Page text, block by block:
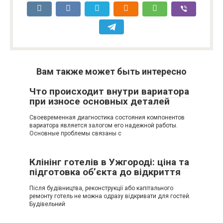
Вам также может быть интересно
Что происходит внутри вариатора
при износе основных деталей
Своевременная диагностика состояния компонентов
вариатора является залогом его надежной работы.
Основные проблемы связаны с
Клінінг готелів в Ужгороді: ціна та
підготовка об’єкта до відкриття
Після будівництва, реконструкції або капітального
ремонту готель не можна одразу відкривати для гостей.
Будівельний